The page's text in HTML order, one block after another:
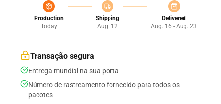
Production
Today
Shipping
Aug. 12
Delivered
Aug. 16 - Aug. 23
Transação segura
Entrega mundial na sua porta
Número de rastreamento fornecido para todos os
pacotes